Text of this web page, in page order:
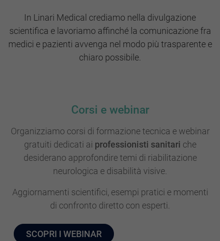
In Linari Medical crediamo nella divulgazione
scientifica e lavoriamo affinché la comunicazione fra
medici e pazienti avvenga nel modo più trasparente e
chiaro possibile.
Corsi e webinar
Organizziamo corsi di formazione tecnica e webinar
gratuiti dedicati ai professionisti sanitari che
desiderano approfondire temi di riabilitazione
neurologica e disabilità visive.
Aggiornamenti scientifici, esempi pratici e momenti
di confronto diretto con esperti.
SCOPRI I WEBINAR